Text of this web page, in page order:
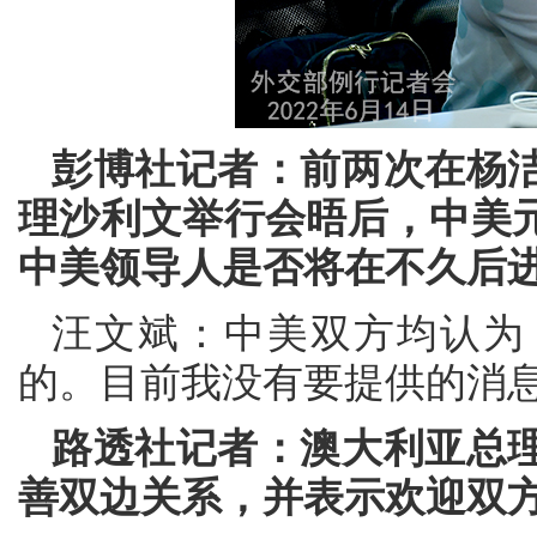
彭博社记者：前两次在杨
理沙利文举行会晤后，中美
中美领导人是否将在不久后
汪文斌：中美双方均认
的。目前我没有要提供的消
路透社记者：澳大利亚总
善双边关系，并表示欢迎双